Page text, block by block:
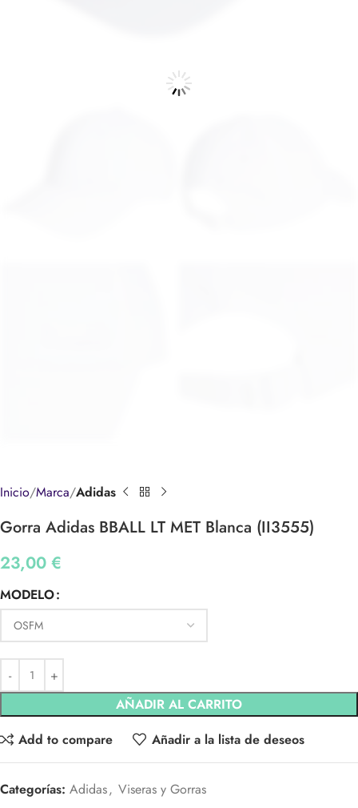
Inicio Marca Adidas
Gorra Adidas BBALL LT MET Blanca (II3555)
23,00 €
MODELO
AÑADIR AL CARRITO
Add to compare
Añadir a la lista de deseos
Categorías: Adidas, Viseras y Gorras